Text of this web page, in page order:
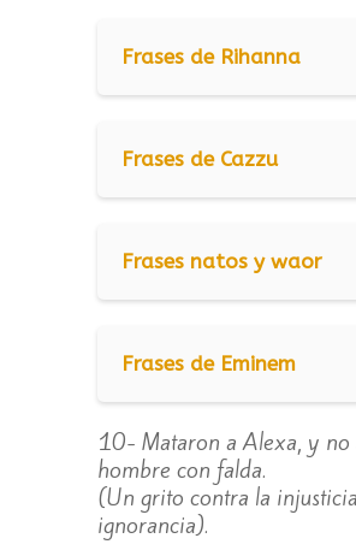
Frases de Rihanna
Frases de Cazzu
Frases natos y waor
Frases de Eminem
10- Mataron a Alexa, y no
hombre con falda.
(Un grito contra la
ignorancia).